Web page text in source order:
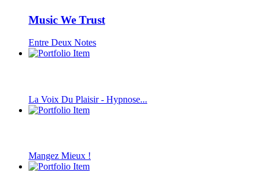
Music We Trust
Entre Deux Notes
La Voix Du Plaisir - Hypnose...
Mangez Mieux !